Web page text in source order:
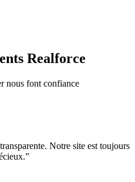
Realforce
nous font confiance
Notre site est toujours
”